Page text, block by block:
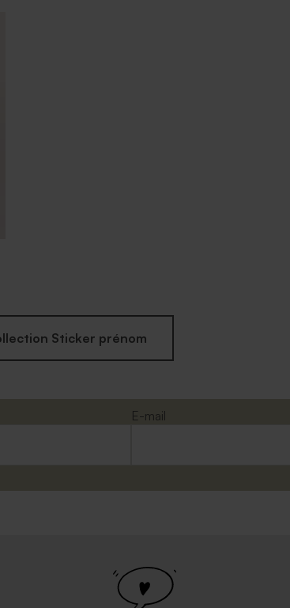
Sticker prénom
E-mail